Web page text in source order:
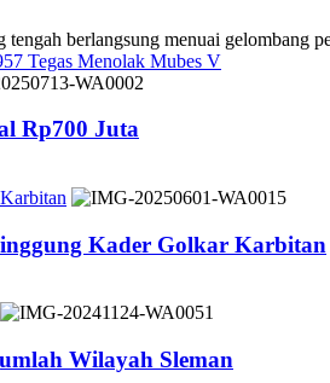
berlangsung menuai gelombang
Tegas Menolak Mubes V
Rp700 Juta
Kader Golkar Karbitan
Wilayah Sleman